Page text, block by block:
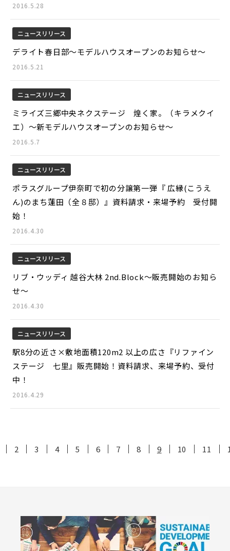
2016.5.28
ニュースリリース
デライト春日部～モデルハウスオープンのお知らせ～
2016.5.21
ニュースリリース
ミライズ三郷中央ネクステージ 煌く家。（キラメクイ
エ）～新モデルハウスオープンのお知らせ～
2016.5.7
ニュースリリース
ポラスグループ伊奈町で初の分譲第一弾『 広縁(こうえ
ん)のまち蓮田（全８邸）』資料請求・来場予約 受付開
始！
2016.4.30
ニュースリリース
リブ・ウッディ 越谷大林 2nd.Block～販売開始のお知ら
せ～
2016.4.30
ニュースリリース
駅8分の近さ×敷地面積120m2 以上の広さ『リファイン
ステージ 七里』販売開始！資料請求、来場予約、受付
中！
2016.4.29
2 3 4 5 6 7 8 9 10 11